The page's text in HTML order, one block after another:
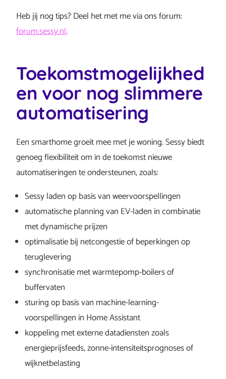
Heb jij nog tips? Deel het met me via ons forum:
forum.sessy.nl.
Toekomstmogelijkhed
en voor nog slimmere
automatisering
Een smarthome groeit mee met je woning. Sessy biedt
genoeg flexibiliteit om in de toekomst nieuwe
automatiseringen te ondersteunen, zoals:
Sessy laden op basis van weervoorspellingen
automatische planning van EV-laden in combinatie
met dynamische prijzen
optimalisatie bij netcongestie of beperkingen op
teruglevering
synchronisatie met warmtepomp-boilers of
buffervaten
sturing op basis van machine-learning-
voorspellingen in Home Assistant
koppeling met externe datadiensten zoals
energieprijsfeeds, zonne-intensiteitsprognoses of
wijknetbelasting